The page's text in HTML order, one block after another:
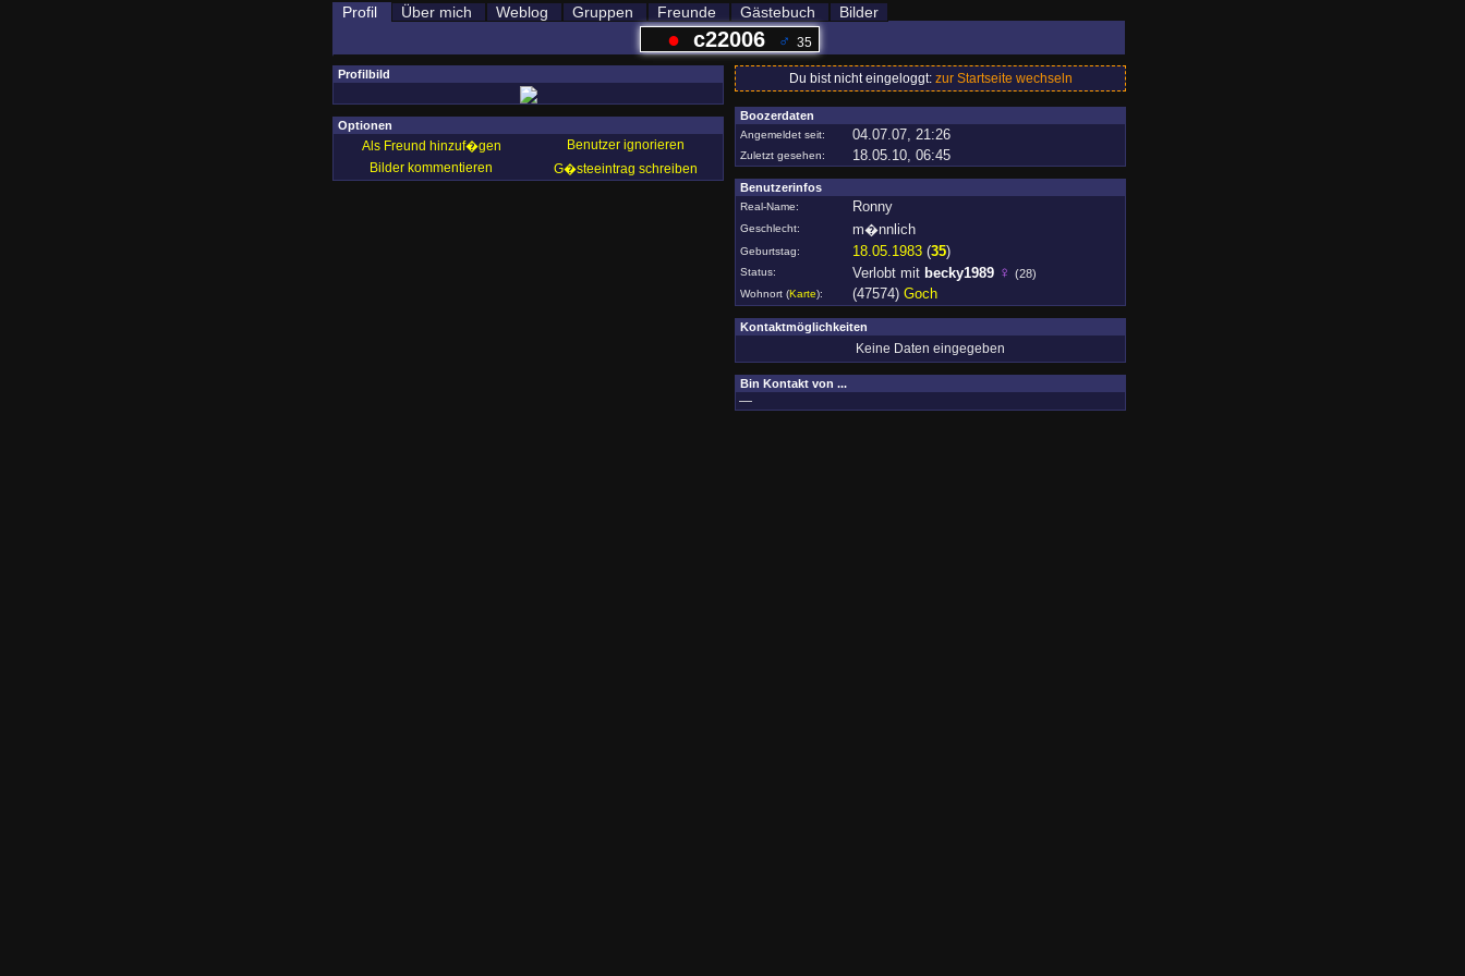
Profil Über mich Weblog Gruppen Freunde Gästebuch Bilder
● c22006 ♂ 35
Profilbild
Optionen
Als Freund hinzuf�gen
Benutzer ignorieren
Bilder kommentieren
G�steeintrag schreiben
Du bist nicht eingeloggt: zur Startseite wechseln
Boozerdaten
Angemeldet seit: 04.07.07, 21:26
Zuletzt gesehen: 18.05.10, 06:45
Benutzerinfos
Real-Name: Ronny
Geschlecht: m�nnlich
Geburtstag: 18.05.1983 (35)
Status: Verlobt mit becky1989 ♀ (28)
Wohnort (Karte): (47574) Goch
Kontaktmöglichkeiten
Keine Daten eingegeben
Bin Kontakt von ...
—